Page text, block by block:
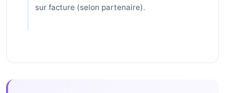
sur facture (selon partenaire).